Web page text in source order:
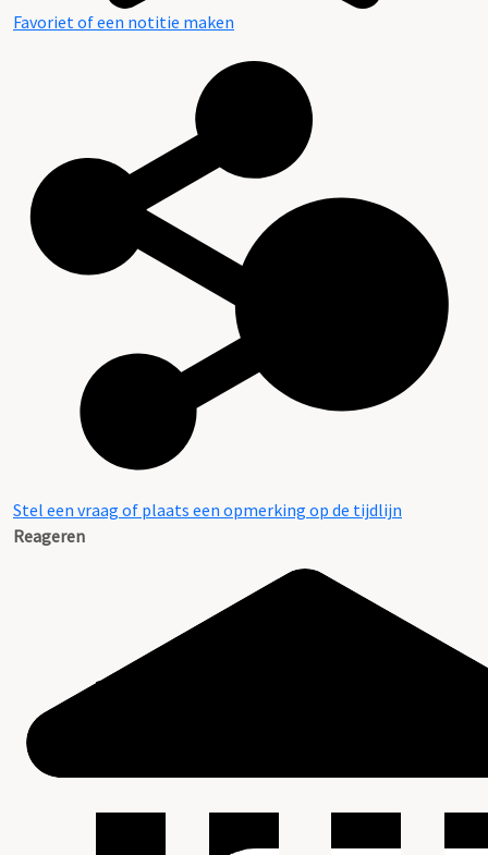
Favoriet of een notitie maken
Stel een vraag of plaats een opmerking op de tijdlijn
Reageren